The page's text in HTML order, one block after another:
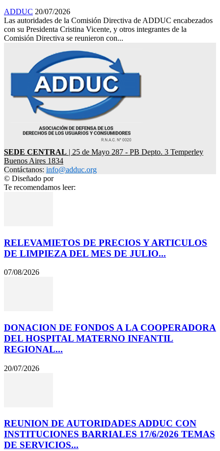
ADDUC 20/07/2026
Las autoridades de la Comisión Directiva de ADDUC encabezados
con su Presidenta Cristina Vicente, y otros integrantes de la
Comisión Directiva se reunieron con...
SEDE CENTRAL | 25 de Mayo 287 - PB Depto. 3 Temperley
Buenos Aires 1834
Contáctanos: info@adduc.org
© Diseñado por
Te recomendamos leer:
RELEVAMIETOS DE PRECIOS Y ARTICULOS
DE LIMPIEZA DEL MES DE JULIO...
07/08/2026
DONACION DE FONDOS A LA COOPERADORA
DEL HOSPITAL MATERNO INFANTIL
REGIONAL...
20/07/2026
REUNION DE AUTORIDADES ADDUC CON
INSTITUCIONES BARRIALES 17/6/2026 TEMAS
DE SERVICIOS...